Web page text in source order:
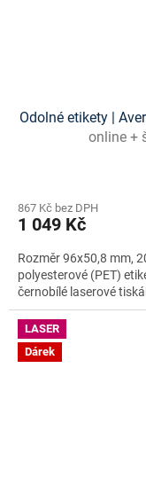
Odolné etikety |
online +
867 Kč bez DPH
1 049 Kč
Rozměr 96x50,8 mm,
polyesterové (PET)
černobílé laserové
LASER
Dárek